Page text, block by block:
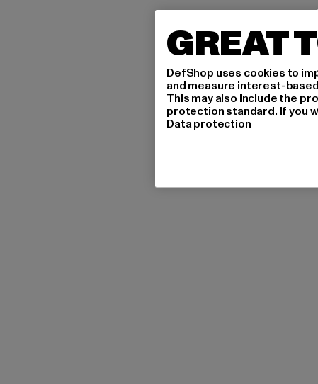
GREAT
DefShop uses cookies to
and measure interest-
This may also include the
protection standard. If you
Data protection